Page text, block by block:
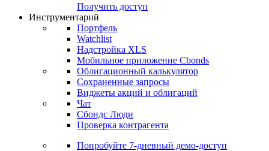
Получить доступ
Инструментарий
Портфель
Watchlist
Надстройка XLS
Мобильное приложение Cbonds
Облигационный калькулятор
Сохраненные запросы
Виджеты акций и облигаций
Чат
Сбондс Люди
Проверка контрагента
Попробуйте 7-дневный демо-доступ